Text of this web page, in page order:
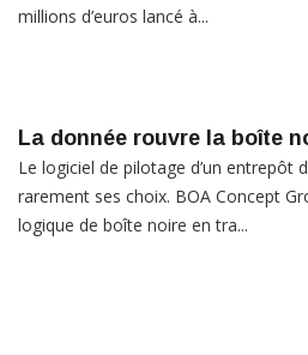
millions d’euros lancé à...
La donnée rouvre la boîte
Le logiciel de pilotage d’un entrepôt
rarement ses choix. BOA Concept
logique de boîte noire en tra...